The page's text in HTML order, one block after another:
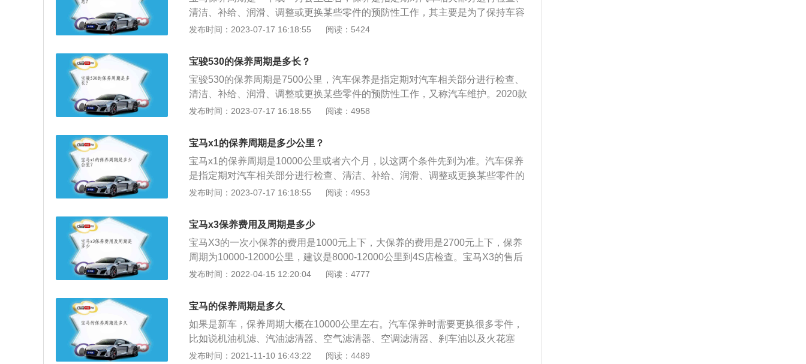
清洁、补给、润滑、调整或更换某些零件的预防性工作，其主要是为了保持车容
整洁，技术状况正常，消除隐患，减缓劣化过程，延长使用周期。以宝马525li为
高1500mm，轴距为3105mm，油箱容积为68l，其搭载了2.0t涡轮增压发动机和8
挡手自一体变速箱。
发布时间：2023-07-17 16:18:55 阅读：5424
宝骏530的保养周期是多长？
宝骏530的保养周期是7500公里，汽车保养是指定期对汽车相关部分进行检查、
清洁、补给、润滑、调整或更换某些零件的预防性工作，又称汽车维护。2020款
宝骏530长宽高分别是为4695mm、1835mm、1750mm，轴距为2750mm，整体
ED未来眼日间行车灯显得灵动。车身侧面，该车平直的腰线提升了整车的视觉长
度，车顶采用悬浮式设计，双色箭羽式精装轮毂搭配线条裙边的造型显得稳健。
宝骏530的LED尾灯与前大灯首尾呼应，后保的贯穿式银色饰条使得整体造型看
起来很有运动感。
发布时间：2023-07-17 16:18:55 阅读：4958
宝马x1的保养周期是多少公里？
宝马x1的保养周期是10000公里或者六个月，以这两个条件先到为准。汽车保养
是指定期对汽车相关部分进行检查、清洁、补给、润滑、调整或更换某些零件的
预防性工作，又称汽车维护。宝马x1是宝马旗下的紧凑型SUV，采用BMWX家族
围。该车的前悬架使用了麦弗逊独立悬架，后悬架使用了多连杆独立悬架，车身
长宽高为4565mm、1821mm、1620mm，轴距为2780mm。
发布时间：2023-07-17 16:18:55 阅读：4953
宝马x3保养费用及周期是多少
宝马X3的一次小保养的费用是1000元上下，大保养的费用是2700元上下，保养
周期为10000-12000公里，建议是8000-12000公里到4S店检查。宝马X3的售后
保养周期标准是以车辆CBS系统提示为准的，CBS系统会根据车辆实际的磨损状
实际驾驶情况，CBS周期会有所浮动。其实保养周期不是完全固定的，主要是根
据车况确认的，合理进行保养能够有效的降低车辆故障，保证整车性能和寿命。
小保养一次大概是一千元，而大保养一次大概是两千七百元。
发布时间：2022-04-15 12:20:04 阅读：4777
宝马的保养周期是多久
如果是新车，保养周期大概在10000公里左右。汽车保养时需要更换很多零件，
比如说机油机滤、汽油滤清器、空气滤清器、空调滤清器、刹车油以及火花塞
等，这些零件都属于汽车消耗品，使用一段时间之后就需要进行更换。机油机滤
发布时间：2021-11-10 16:43:22 阅读：4489